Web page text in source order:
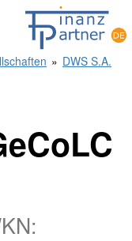
» DWS S.A.